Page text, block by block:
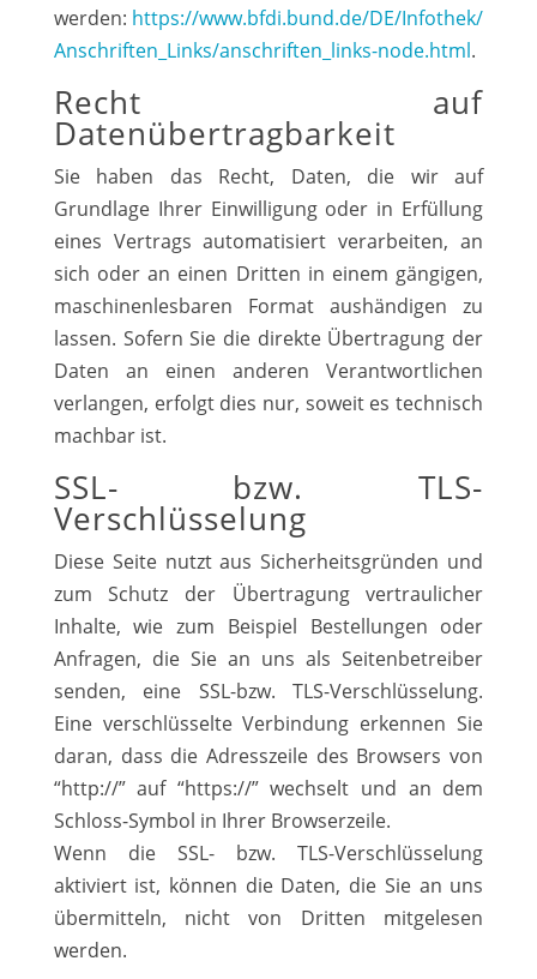
werden: https://www.bfdi.bund.de/DE/Infothek/
Anschriften_Links/anschriften_links-node.html.
Recht auf
Datenübertragbarkeit
Sie haben das Recht, Daten, die wir auf
Grundlage Ihrer Einwilligung oder in Erfüllung
eines Vertrags automatisiert verarbeiten, an
sich oder an einen Dritten in einem gängigen,
maschinenlesbaren Format aushändigen zu
lassen. Sofern Sie die direkte Übertragung der
Daten an einen anderen Verantwortlichen
verlangen, erfolgt dies nur, soweit es technisch
machbar ist.
SSL- bzw. TLS-
Verschlüsselung
Diese Seite nutzt aus Sicherheitsgründen und
zum Schutz der Übertragung vertraulicher
Inhalte, wie zum Beispiel Bestellungen oder
Anfragen, die Sie an uns als Seitenbetreiber
senden, eine SSL-bzw. TLS-Verschlüsselung.
Eine verschlüsselte Verbindung erkennen Sie
daran, dass die Adresszeile des Browsers von
“http://” auf “https://” wechselt und an dem
Schloss-Symbol in Ihrer Browserzeile.
Wenn die SSL- bzw. TLS-Verschlüsselung
aktiviert ist, können die Daten, die Sie an uns
übermitteln, nicht von Dritten mitgelesen
werden.